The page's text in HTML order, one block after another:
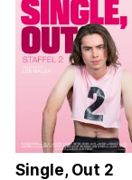
Single, Out 2